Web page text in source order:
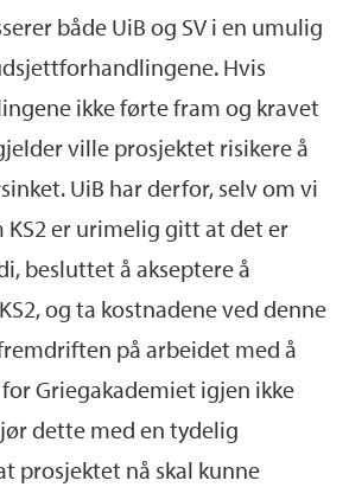
både UiB og SV i en umulig
Hvis
ikke førte fram og kravet
ville prosjektet risikere å
UiB har derfor, selv om vi
KS2 er urimelig gitt at det er
besluttet å akseptere å
og ta kostnadene ved denne
på arbeidet med å
Griegakademiet igjen ikke
dette med en tydelig
prosjektet nå skal kunne